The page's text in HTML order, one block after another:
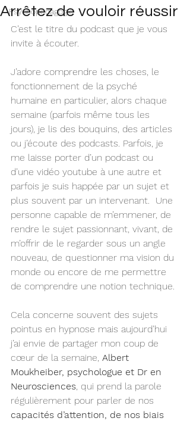
Psychopédagogie
Arrêtez de vouloir réussir
C’est le titre du podcast que je vous
invite à écouter.
J’adore comprendre les choses, le
fonctionnement de la psyché
humaine en particulier, alors chaque
semaine (parfois même tous les
jours), je lis des bouquins, des articles
ou j’écoute des podcasts. Parfois, je
me laisse porter d’un podcast ou
d’une vidéo youtube à une autre et
parfois je suis happée par un sujet et
plus souvent par un intervenant.  Une
personne capable de m’emmener, de
rendre le sujet passionnant, vivant, de
m’offrir de le regarder sous un angle
nouveau, de questionner ma vision du
monde ou encore de me permettre
de comprendre une notion technique.
Cela concerne souvent des sujets
pointus en hypnose mais aujourd’hui
j’ai envie de partager mon coup de
cœur de la semaine, Albert
Moukheiber, psychologue et Dr en
Neurosciences, qui prend la parole
régulièrement pour parler de nos
capacités d’attention, de nos biais